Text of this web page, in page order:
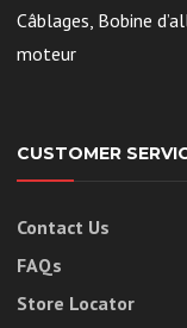
Câblages, Bobine
moteur
CUSTOMER
Contact Us
FAQs
Store Locator